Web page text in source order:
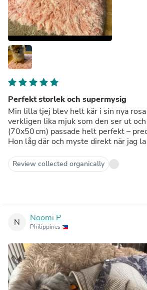
Perfekt storlek och supermysig
Min lilla tjej blev helt kär i sin nya
verkligen lika mjuk som den ser ut
(70x50 cm) passade helt perfekt –
Hon låg där och myste direkt när jag
Review collected organically
N Noomi P.
Philippines